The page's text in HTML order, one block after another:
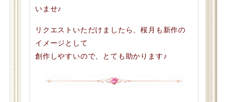
いませ♪
リクエストいただけましたら、桜月も新作の
イメージとして
創作しやすいので、とても助かります♪